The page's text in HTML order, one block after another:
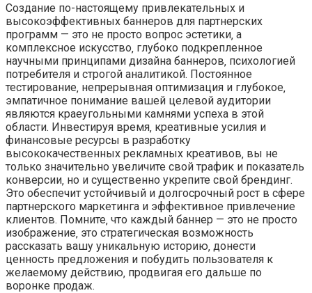
Создание по-настоящему привлекательных и
высокоэффективных баннеров для партнерских
программ — это не просто вопрос эстетики‚ а
комплексное искусство‚ глубоко подкрепленное
научными принципами дизайна баннеров‚ психологией
потребителя и строгой аналитикой. Постоянное
тестирование‚ непрерывная оптимизация и глубокое‚
эмпатичное понимание вашей целевой аудитории
являются краеугольными камнями успеха в этой
области. Инвестируя время‚ креативные усилия и
финансовые ресурсы в разработку
высококачественных рекламных креативов‚ вы не
только значительно увеличите свой трафик и показатель
конверсии‚ но и существенно укрепите свой брендинг.
Это обеспечит устойчивый и долгосрочный рост в сфере
партнерского маркетинга и эффективное привлечение
клиентов. Помните‚ что каждый баннер — это не просто
изображение‚ это стратегическая возможность
рассказать вашу уникальную историю‚ донести
ценность предложения и побудить пользователя к
желаемому действию‚ продвигая его дальше по
воронке продаж.